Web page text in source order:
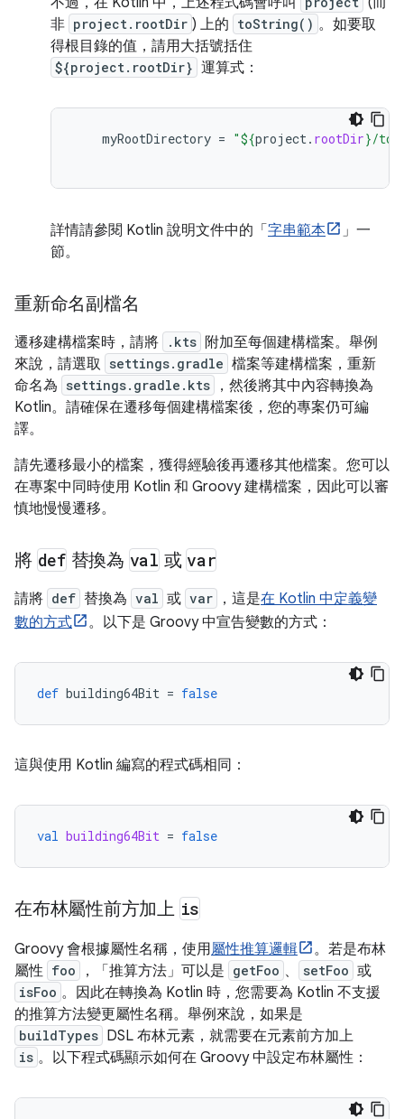
非 project.rootDir ) 上的 toString() 。如要取
得根目錄的值，請用大括號括住
${project.rootDir} 運算式：
myRootDirectory = "${project. rootDir}/
詳情請參閱 Kotlin 說明文件中的「 字串範本
」一
節。
重新命名副檔名
遷移建構檔案時，請將 .kts 附加至每個建構檔案。舉例
來說，請選取 settings.gradle 檔案等建構檔案，重新
命名為 settings.gradle.kts
，然後將其中內容轉換為
Kotlin。請確保在遷移每個建構檔案後，您的專案仍可編
譯。
請先遷移最小的檔案，獲得經驗後再遷移其他檔案。您可以
在專案中同時使用 Kotlin 和 Groovy 建構檔案，因此可以審
慎地慢慢遷移。
將 def 替換為 val 或 var
請將 def 替換為 val 或 var ，這是在 Kotlin 中定義變
數的方式
。以下是 Groovy 中宣告變數的方式：
def building64Bit = false
這與使用 Kotlin 編寫的程式碼相同：
val building64Bit = false
在布林屬性前方加上 is
Groovy 會根據屬性名稱，使用屬性推算邏輯
。若是布林
屬性 foo ，「推算方法」 可以是 getFoo 、 setFoo 或
isFoo 。因此在轉換為 Kotlin 時，您需要為 Kotlin 不支援
的推算方法變更屬性名稱。舉例來說，如果是
buildTypes DSL 布林元素，就需要在元素前方加上
is 。以下程式碼顯示如何在 Groovy 中設定布林屬性：